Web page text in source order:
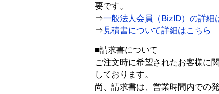
要です。
⇒一般法人会員（BizID）の詳細
⇒ 見積書について詳細はこちら
■請求書について
ご注文時に希望されたお客様に
しております。
尚、請求書は、営業時間内での